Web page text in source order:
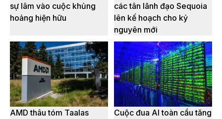
sự lâm vào cuộc khủng
hoảng hiện hữu
các tân lãnh đạo Sequoia
lên kế hoạch cho kỷ
nguyên mới
AMD thâu tóm Taalas
Cuộc đua AI toàn cầu tăng